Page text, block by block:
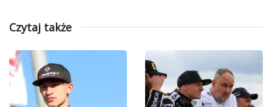
Czytaj także